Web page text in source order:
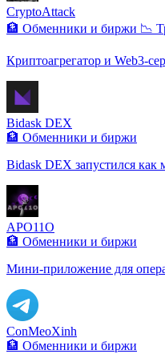
CryptoAttack
🏦 Обменники и биржи 📉
Криптоагрегатор и Web3-
Bidask DEX
🏦 Обменники и биржи
Bidask DEX запустился
APO11O
🏦 Обменники и биржи
Мини-приложение для
ConMeoXinh
🏦 Обменники и биржи